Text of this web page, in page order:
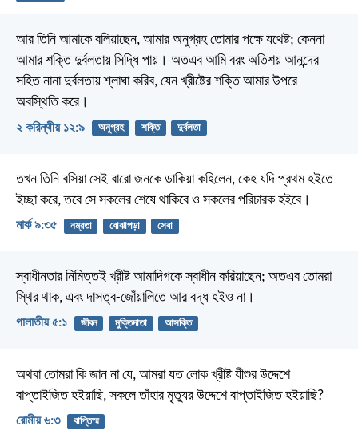
আর তিনি আমাকে বলিয়াছেন, আমার অনুগ্রহ তোমার পক্ষে যথেষ্ট; কেননা
আমার শক্তি দুর্বলতায় সিদ্ধি পায়। অতএব আমি বরং অতিশয় আনন্দের
সহিত নানা দুর্বলতায় শ্লাঘা করিব, যেন খ্রীষ্টের শক্তি আমার উপরে
অবস্থিতি করে।
২ করিন্থীয় ১২:৯ অনুগ্রহ শক্তি দুর্বলতা
তখন তিনি বসিয়া সেই বারো জনকে ডাকিয়া কহিলেন, কেহ যদি প্রথম হইতে
ইচ্ছা করে, তবে সে সকলের শেষে থাকিবে ও সকলের পরিচারক হইবে।
মার্ক ৯:৩৫ নম্রতা বোঝাপড়া সেবা
স্বাধীনতার নিমিত্তই খ্রীষ্ট আমাদিগকে স্বাধীন করিয়াছেন; অতএব তোমরা
স্থির থাক, এবং দাসত্ব-জোঁয়ালিতে আর বদ্ধ হইও না।
গালাতীয় ৫:১ জীবন মুক্তিদাতা আসক্তি
অথবা তোমরা কি জান না যে, আমরা যত লোক খ্রীষ্ট যীশুর উদ্দেশে
বাপ্তাইজিত হইয়াছি, সকলে তাঁহার মৃত্যুর উদ্দেশে বাপ্তাইজিত হইয়াছি?
রোমীয় ৬:৩ বাপ্তিস্ম